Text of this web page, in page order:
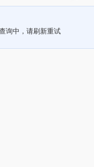
询中，请刷新重试